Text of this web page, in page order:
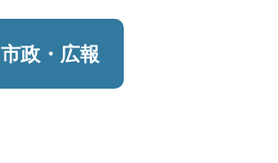
市政・広報